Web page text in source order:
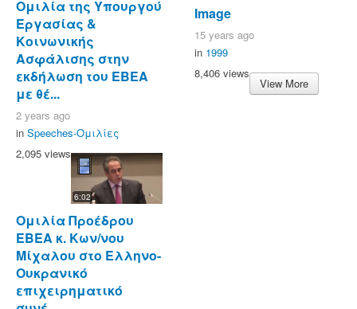
Ομιλία της Υπουργού
Εργασίας &
Κοινωνικής
Ασφάλισης στην
εκδήλωση του ΕΒΕΑ
με θέ...
2 years ago
in Speeches-Ομιλίες
2,095 views
6:02
Ομιλία Προέδρου
ΕΒΕΑ κ. Κων/νου
Μίχαλου στο Ελληνο-
Ουκρανικό
επιχειρηματικό
Image
15 years ago
in 1999
8,406 views
View More